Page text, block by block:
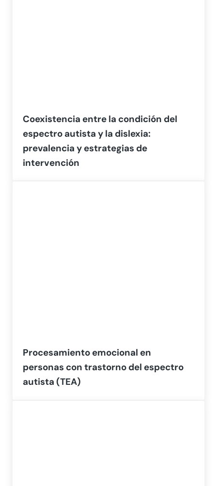
Coexistencia entre la condición del
espectro autista y la dislexia:
prevalencia y estrategias de
intervención
Procesamiento emocional en
personas con trastorno del espectro
autista (TEA)